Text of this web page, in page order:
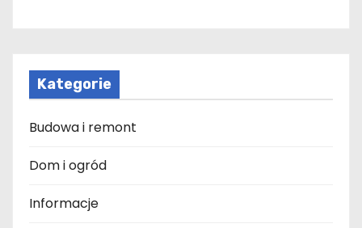
Kategorie
Budowa i remont
Dom i ogród
Informacje